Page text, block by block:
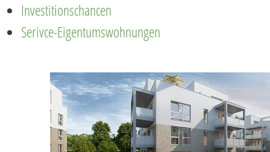
Investitionschancen
Serivce-Eigentumswohnungen